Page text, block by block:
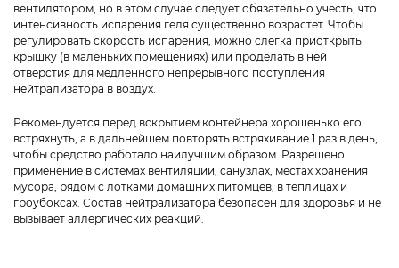
вентилятором, но в этом случае следует обязательно учесть, что
интенсивность испарения геля существенно возрастет. Чтобы
регулировать скорость испарения, можно слегка приоткрыть
крышку (в маленьких помещениях) или проделать в ней
отверстия для медленного непрерывного поступления
нейтрализатора в воздух.
Рекомендуется перед вскрытием контейнера хорошенько его
встряхнуть, а в дальнейшем повторять встряхивание 1 раз в день,
чтобы средство работало наилучшим образом. Разрешено
применение в системах вентиляции, санузлах, местах хранения
мусора, рядом с лотками домашних питомцев, в теплицах и
гроубоксах. Состав нейтрализатора безопасен для здоровья и не
вызывает аллергических реакций.